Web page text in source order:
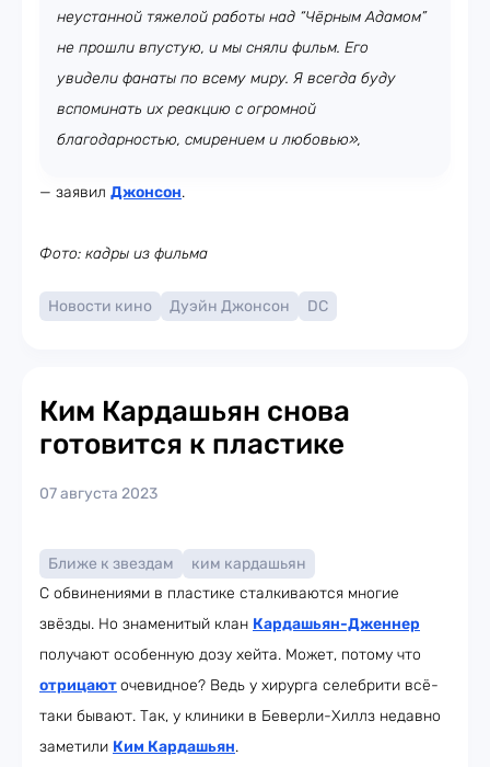
неустанной тяжелой работы над “Чёрным Адамом”
не прошли впустую, и мы сняли фильм. Его
увидели фанаты по всему миру. Я всегда буду
вспоминать их реакцию с огромной
благодарностью, смирением и любовью»,
— заявил Джонсон.
Фото: кадры из фильма
Новости кино Дуэйн Джонсон DC
Ким Кардашьян снова
готовится к пластике
07 августа 2023
Ближе к звездам
ким кардашьян
С обвинениями в пластике сталкиваются многие
звёзды. Но знаменитый клан Кардашьян-Дженнер
получают особенную дозу хейта. Может, потому что
отрицаюточевидное? Ведь у хирурга селебрити всё-
таки бывают. Так, у клиники в Беверли-Хиллз недавно
заметили Ким Кардашьян.